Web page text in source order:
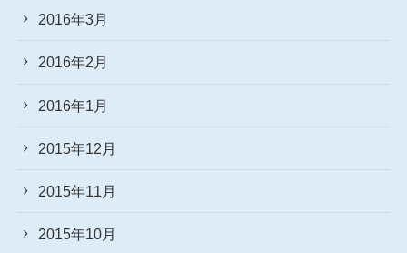
2016年3月
2016年2月
2016年1月
2015年12月
2015年11月
2015年10月